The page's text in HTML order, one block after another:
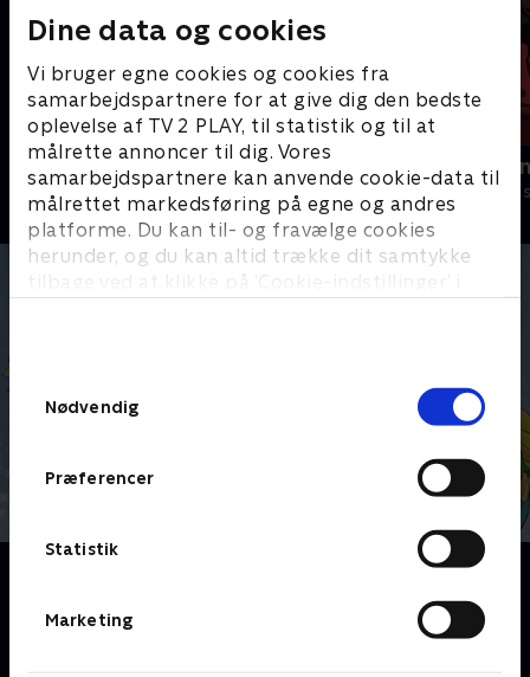
Dine data og cookies
Vi bruger egne cookies og cookies fra
samarbejdspartnere for at give dig den bedste
oplevelse af TV 2 PLAY, til statistik og til at
målrette annoncer til dig. Vores
samarbejdspartnere kan anvende cookie-data til
målrettet markedsføring på egne og andres
platforme. Du kan til- og fravælge cookies
herunder, og du kan altid trække dit samtykke
tilbage ved at klikke på ’Cookie-indstillinger’ i
Nødvendig
Præferencer
Statistik
Marketing
Jungledyret Hugo
Børneserier • 1 sæsoner
Rasmus
Børneserier •
Der var engang en dansk eventyrforfatter, der kunne
de mest fantastiske historier. Eventyrerne var så